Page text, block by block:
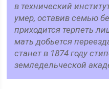
в технический
умер, оставив семью
приходится терпеть
мать добьется
станет в 1874 году
земледельческой